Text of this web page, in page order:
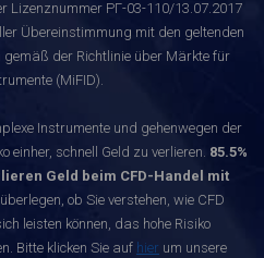
Lizenznummer РГ-03-110/13.07.2017
Übereinstimmung mit den geltenden
der Richtlinie über Märkte für
(MiFID).
Instrumente und gehenwegen der
einher, schnell Geld zu verlieren. 85.5%
Geld beim CFD-Handel mit
ob Sie verstehen, wie CFD
leisten können, das hohe Risiko
Bitte klicken Sie auf hier um unsere